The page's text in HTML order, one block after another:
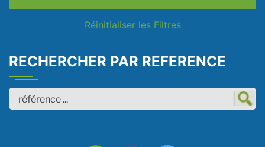
Réinitialiser les Filtres
RECHERCHER PAR REFERENCE